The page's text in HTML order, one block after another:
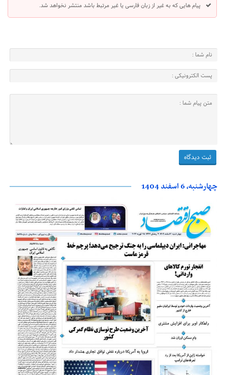
پیام هایی که به غیر از زبان فارسی یا غیر مرتبط باشد منتشر نخواهد شد.
چهارشنبه، 6 اسفند 1404